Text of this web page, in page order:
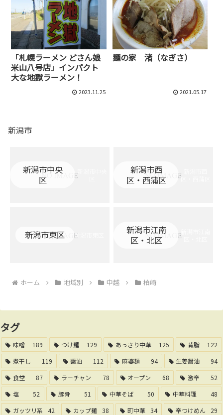
「札幌ラーメン どさん娘
米山八号店」インパクト
大な地獄ラーメン！
2023.11.25
麺の家 渚（なぎさ）
2021.05.17
新潟市
新潟市中央
区
新潟市中央
新潟市西
区・西蒲区
区・西蒲区
新潟市東区 新潟市東区
新潟市江南
区・北区
新潟市江南
ホーム 地域別 中越 柏崎
タグ
味噌 189 つけ麺 129 あっさり中華 125 背脂
122
煮干し
119 醤油 112 麻婆麺 94 生姜醤油
94
食堂
87 ラーチャン 78 オープン 68 激辛
52
塩
52 豚骨 51 中華そば 50 中華料理
48
ガッツリ系
42 カップ麺 38 町中華 34 辛つけめん
29